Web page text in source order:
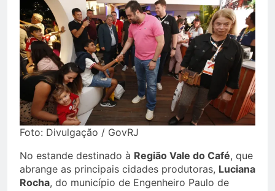
Foto: Divulgação / GovRJ
No estande destinado à Região Vale do Café, que
abrange as principais cidades produtoras, Luciana
Rocha, do município de Engenheiro Paulo de